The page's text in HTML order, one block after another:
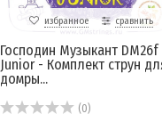
избранное сравнить
Господин Музыкант DM26f
Junior - Комплект струн
домры...
(0)